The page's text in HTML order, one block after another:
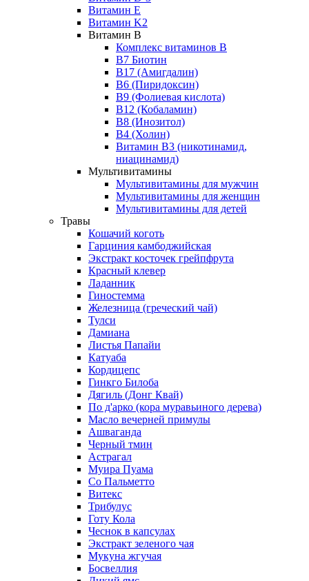
Витамин Е
Витамин K2
Витамин B
Комплекс витаминов В
В7 Биотин
B17 (Амигдалин)
B6 (Пиридоксин)
В9 (Фолиевая кислота)
B12 (Кобаламин)
В8 (Инозитол)
B4 (Холин)
Витамин В3 (никотинамид,
ниацинамид)
Мультивитамины
Мультивитамины для мужчин
Мультивитамины для женщин
Мультивитамины для детей
Травы
Кошачий коготь
Гарциния камбоджийская
Экстракт косточек грейпфрута
Красный клевер
Ладанник
Гиностемма
Железница (греческий чай)
Тулси
Дамиана
Листья Папайи
Катуаба
Кордицепс
Гинкго Билоба
Дягиль (Донг Квай)
По д'арко (кора муравьиного дерева)
Масло вечерней примулы
Ашваганда
Черный тмин
Астрагал
Муира Пуама
Со Пальметто
Витекс
Трибулус
Готу Кола
Чеснок в капсулах
Экстракт зеленого чая
Мукуна жгучая
Босвеллия